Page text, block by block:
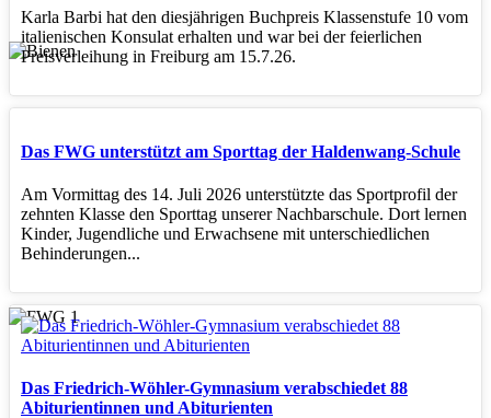
Karla Barbi hat den diesjährigen Buchpreis Klassenstufe 10 vom
italienischen Konsulat erhalten und war bei der feierlichen
Preisverleihung in Freiburg am 15.7.26.
Das FWG unterstützt am Sporttag der Haldenwang-Schule
Am Vormittag des 14. Juli 2026 unterstützte das Sportprofil der
zehnten Klasse den Sporttag unserer Nachbarschule. Dort lernen
Kinder, Jugendliche und Erwachsene mit unterschiedlichen
Behinderungen...
Das Friedrich-Wöhler-Gymnasium verabschiedet 88
Abiturientinnen und Abiturienten